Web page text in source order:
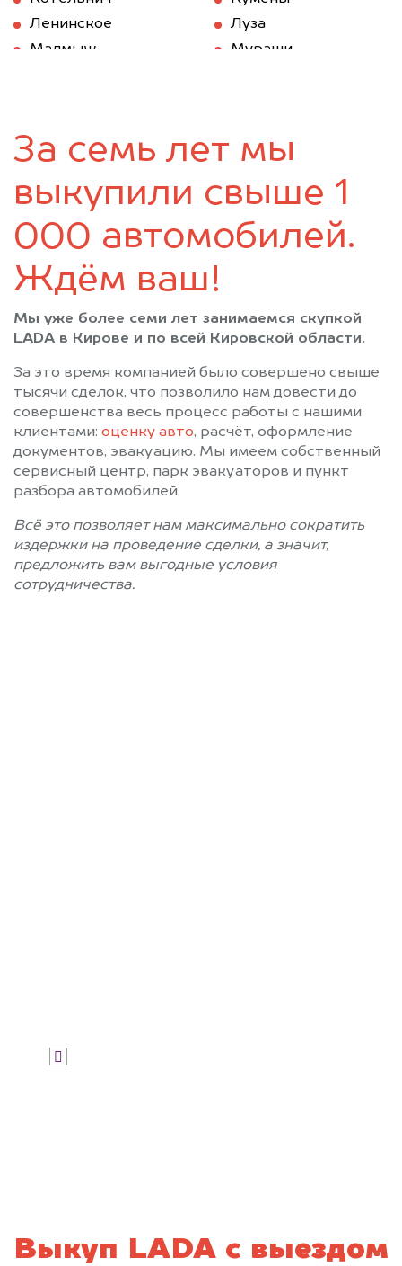
Ленинское
Луза
Малмыж
Мураши
Оричи
Пижанка
Свеча
Слободской
Советск
Сосновка
Суна
Тужа
Уни
Юрья
Яранск
За семь лет мы
выкупили свыше 1
000 автомобилей.
Ждём ваш!
Мы уже более семи лет занимаемся скупкой
LADA в Кирове и по всей Кировской области.
За это время компанией было совершено свыше
тысячи сделок, что позволило нам довести до
совершенства весь процесс работы с нашими
клиентами: оценку авто, расчёт, оформление
документов, эвакуацию. Мы имеем собственный
сервисный центр, парк эвакуаторов и пункт
разбора автомобилей.
Всё это позволяет нам максимально сократить
издержки на проведение сделки, а значит,
предложить вам выгодные условия
сотрудничества.
Выкуп LADA с выездом